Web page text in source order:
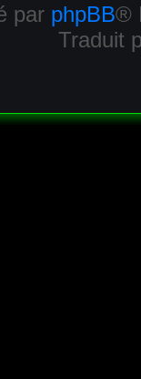
par phpBB®
Traduit